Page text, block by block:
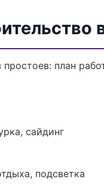
план
сайдинг
подсветка